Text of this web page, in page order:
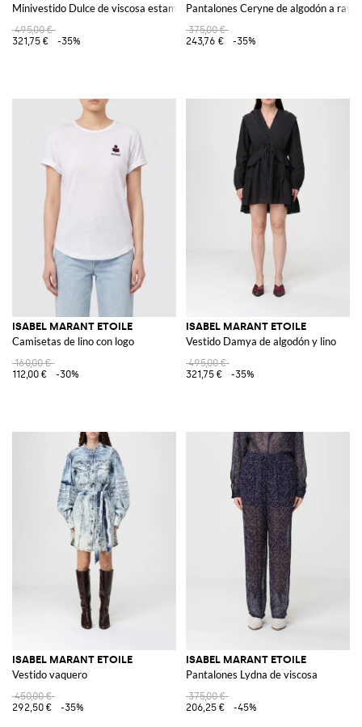
Minivestido Dulce de viscosa estampada
495,00 €
321,75 €
-35%
Pantalones Ceryne de algodón a rayas
375,00 €
243,76 €
-35%
ISABEL MARANT ETOILE
Camisetas de lino con logo
160,00 €
112,00 €
-30%
ISABEL MARANT ETOILE
Vestido Damya de algodón y lino
495,00 €
321,75 €
-35%
ISABEL MARANT ETOILE
Vestido vaquero
450,00 €
292,50 €
-35%
ISABEL MARANT ETOILE
Pantalones Lydna de viscosa
375,00 €
206,25 €
-45%